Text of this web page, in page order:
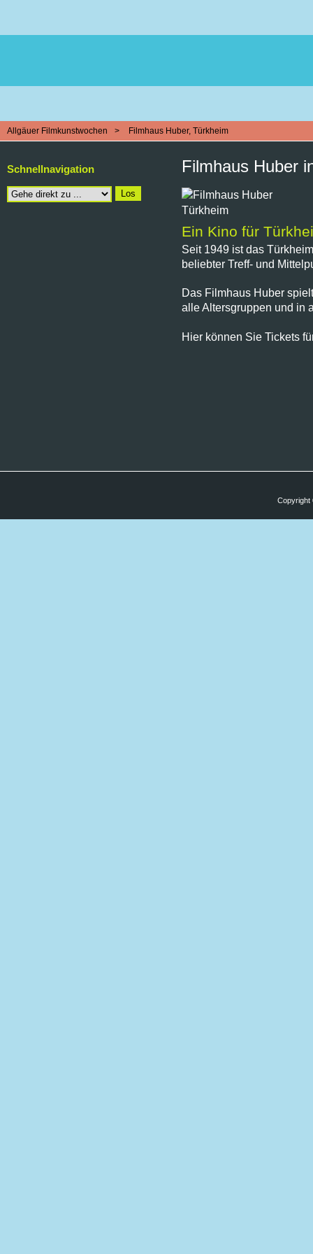
Allgäuer Filmkunstwochen Filmhaus Huber, Türkheim
Filmhaus Huber
Ein Kino für
Seit 1949 ist das
beliebter Treff- und
Das Filmhaus Huber
alle Altersgruppen und in
Hier können Sie Tickets
Schnellnavigation
Zielseite Los
Copyright